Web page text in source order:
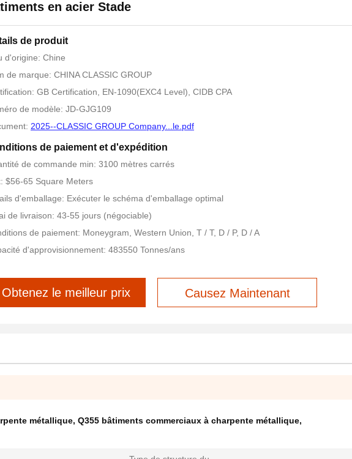
en acier Stade
de produit
d'origine: Chine
de marque: CHINA CLASSIC GROUP
GB Certification, EN-1090(EXC4 Level), CIDB CPA
de modèle: JD-GJG109
2025--CLASSIC GROUP Company...le.pdf
de paiement et d'expédition
de commande min: 3100 mètres carrés
$56-65 Square Meters
d'emballage: Exécuter le schéma d'emballage optimal
de livraison: 43-55 jours (négociable)
de paiement: Moneygram, Western Union, T / T, D / P, D / A
d'approvisionnement: 483550 Tonnes/ans
Obtenez le meilleur prix Causez Maintenant
métallique, Q355 bâtiments commerciaux à charpente métallique,